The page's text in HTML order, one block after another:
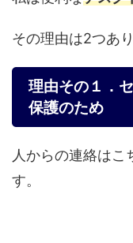
その理由は2つあり
理由その１．
保護のため
人からの連絡はこ
す。